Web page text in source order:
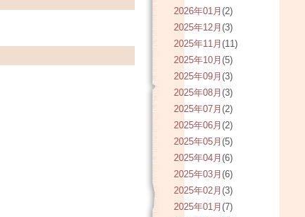
2026年01月 (2)
2025年12月 (3)
2025年11月 (11)
2025年10月 (5)
2025年09月 (3)
2025年08月 (3)
2025年07月 (2)
2025年06月 (2)
2025年05月 (5)
2025年04月 (6)
2025年03月 (6)
2025年02月 (3)
2025年01月 (7)